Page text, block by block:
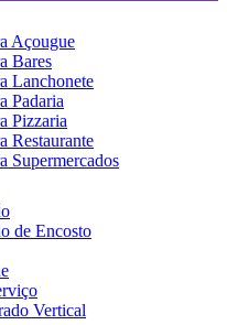
Açougue
Bares
Lanchonete
Padaria
Pizzaria
Restaurante
Supermercados
de Encosto
Vertical